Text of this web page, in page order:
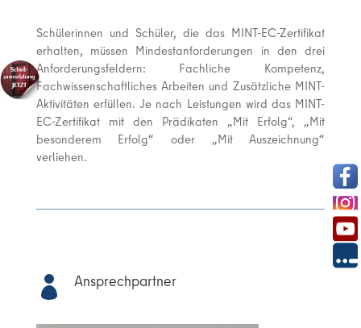
Schülerinnen und Schüler, die das MINT-EC-Zertifikat
erhalten, müssen Mindestanforderungen in den drei
Anforderungsfeldern: Fachliche Kompetenz,
Fachwissenschaftliches Arbeiten und Zusätzliche MINT-
Aktivitäten erfüllen. Je nach Leistungen wird das MINT-
EC-Zertifikat mit den Prädikaten „Mit Erfolg“, „Mit
besonderem Erfolg“ oder „Mit Auszeichnung“
verliehen.
 Ansprechpartner